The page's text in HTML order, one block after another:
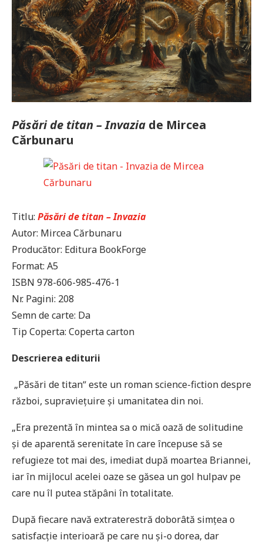
Păsări de titan – Invazia de Mircea
Cărbunaru
Titlu: Păsări de titan – Invazia
Autor: Mircea Cărbunaru
Producător: Editura BookForge
Format: A5
ISBN 978-606-985-476-1
Nr. Pagini: 208
Semn de carte: Da
Tip Coperta: Coperta carton
Descrierea editurii
„Păsări de titanˮ este un roman science-fiction despre
război, supravieţuire şi umanitatea din noi.
„Era prezentă în mintea sa o mică oază de solitudine
şi de aparentă serenitate în care începuse să se
refugieze tot mai des, imediat după moartea Briannei,
iar în mijlocul acelei oaze se găsea un gol hulpav pe
care nu îl putea stăpâni în totalitate.
După fiecare navă extraterestră doborâtă simţea o
satisfacţie interioară pe care nu şi-o dorea, dar